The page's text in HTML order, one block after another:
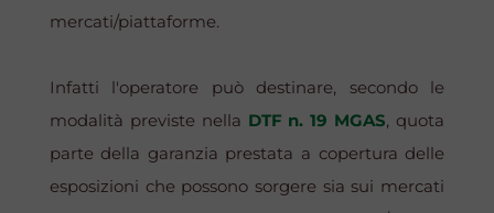
mercati/piattaforme.
Infatti l'operatore può destinare, secondo le
modalità previste nella DTF n. 19 MGAS, quota
parte della garanzia prestata a copertura delle
esposizioni che possono sorgere sia sui mercati